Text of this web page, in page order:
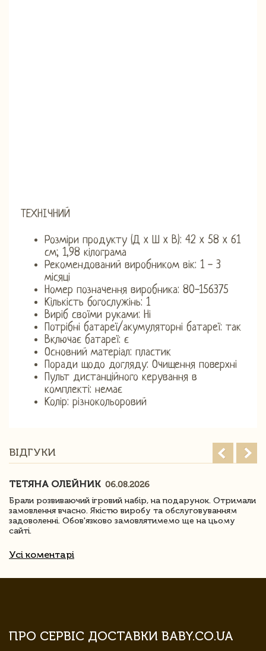
ТЕХНІЧНИЙ
Розміри продукту (Д x Ш x В): 42 x 58 x 61
см; 1,98 кілограма
Рекомендований виробником вік: 1 - 3
місяці
Номер позначення виробника: 80-156375
Кількість богослужінь: 1
Виріб своїми руками: Ні
Потрібні батареї/акумуляторні батареї: так
Включає батареї: є
Основний матеріал: пластик
Поради щодо догляду: Очищення поверхні
Пульт дистанційного керування в
комплекті: немає
Колір: різнокольоровий
ВІДГУКИ
ТЕТЯНА ОЛЕЙНИК 06.08.2026
Брали розвиваючий ігровий набір, на подарунок. Отримали
замовлення вчасно. Якістю виробу та обслуговуванням
задоволенні. Обов'язково замовлятимемо ще на цьому
сайті.
Усі коментарі
ПРО СЕРВІС ДОСТАВКИ BABY.CO.UA